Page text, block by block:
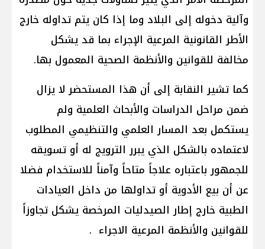
وآلية دخوله إلى البلاد وما إذا كان يتم تداوله خارج
الأطر القانونية المرعية الإجراء بما قد يشكل
مخالفة للقوانين والأنظمة الصحية المعمول بها.
كما تشير النقابة إلى أن هذا المستحضر لا يزال
ضمن مراحل الدراسات والأبحاث العلمية ولم
يستكمل بعد المسار العلمي والتنظيمي المطلوب
لاعتماده بالشكل الذي يبرر الترويج له أو تسويقه
للجمهور باعتباره علاجاً متاحاً وآمناً للاستخدام فضلا
عن أن بيع الأدوية أو تداولها من داخل العيادات
الطبية خارج إطار الصيدليات المرخصة يشكل تجاوزاً
للقوانين والأنظمة المرعية الاجراء .